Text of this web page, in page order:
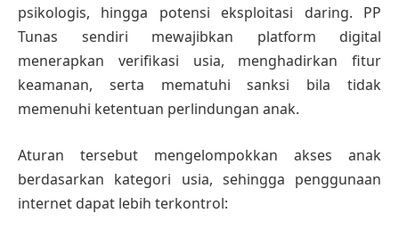
psikologis, hingga potensi eksploitasi daring. PP
Tunas sendiri mewajibkan platform digital
menerapkan verifikasi usia, menghadirkan fitur
keamanan, serta mematuhi sanksi bila tidak
memenuhi ketentuan perlindungan anak.
Aturan tersebut mengelompokkan akses anak
berdasarkan kategori usia, sehingga penggunaan
internet dapat lebih terkontrol: